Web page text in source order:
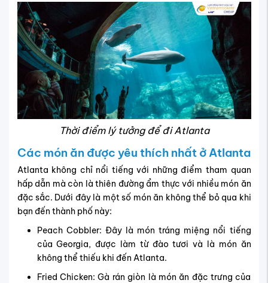
Thời điểm lý tưởng để đi Atlanta
Các món ăn được yêu thích nhất ở Atlanta
Atlanta không chỉ nổi tiếng với những điểm tham quan
hấp dẫn mà còn là thiên đường ẩm thực với nhiều món ăn
đặc sắc. Dưới đây là một số món ăn không thể bỏ qua khi
bạn đến thành phố này:
Peach Cobbler: Đây là món tráng miệng nổi tiếng
của Georgia, được làm từ đào tươi và là món ăn
không thể thiếu khi đến Atlanta.
Fried Chicken: Gà rán giòn là món ăn đặc trưng của